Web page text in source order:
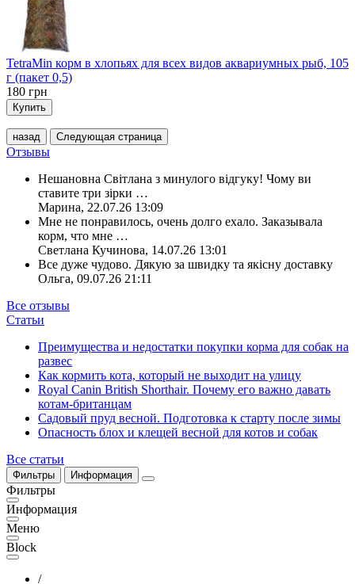
TetraMin корм в хлопьях для всех видов аквариумных рыб, 105
г (пакет 0,5)
180 грн
Купить
назад Следующая страница
Отзывы
Нешановна Світлана з минулого відгуку! Чому ви
ставите три зірки …
Марина, 22.07.26 13:09
Мне не понравилось, очень долго ехало. Заказывала
корм, что мне …
Светлана Кучинова, 14.07.26 13:01
Все дуже чудово. Дякую за швидку та якісну доставку
Ольга, 09.07.26 21:11
Все отзывы
Статьи
Преимущества и недостатки покупки корма для собак на
развес
Как кормить кота, который не выходит на улицу
Royal Canin British Shorthair. Почему его важно давать
котам-британцам
Садовый пруд весной. Подготовка к старту после зимы
Опасность блох и клещей весной для котов и собак
Все статьи
Фильтры Информация
Фильтры
Информация
Меню
Block
/